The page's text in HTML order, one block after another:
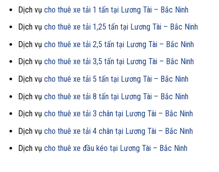
Dịch vụ cho thuê xe tải 1 tấn tại Lương Tài – Bắc Ninh
Dịch vụ cho thuê xe tải 1,25 tấn tại Lương Tài – Bắc Ninh
Dịch vụ cho thuê xe tải 2,5 tấn tại Lương Tài – Bắc Ninh
Dịch vụ cho thuê xe tải 3,5 tấn tại Lương Tài – Bắc Ninh
Dịch vụ cho thuê xe tải 5 tấn tại Lương Tài – Bắc Ninh
Dịch vụ cho thuê xe tải 8 tấn tại Lương Tài – Bắc Ninh
Dịch vụ cho thuê xe tải 3 chân tại Lương Tài – Bắc Ninh
Dịch vụ cho thuê xe tải 4 chân tại Lương Tài – Bắc Ninh
Dịch vụ cho thuê xe đầu kéo tại Lương Tài – Bắc Ninh